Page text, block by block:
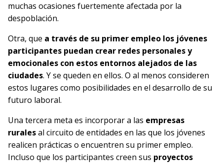
muchas ocasiones fuertemente afectada por la
despoblación.
Otra, que a través de su primer empleo los jóvenes
participantes puedan crear redes personales y
emocionales con estos entornos alejados de las
ciudades. Y se queden en ellos. O al menos consideren
estos lugares como posibilidades en el desarrollo de su
futuro laboral.
Una tercera meta es incorporar a las empresas
ruralesal circuito de entidades en las que los jóvenes
realicen prácticas o encuentren su primer empleo.
Incluso que los participantes creen sus proyectos